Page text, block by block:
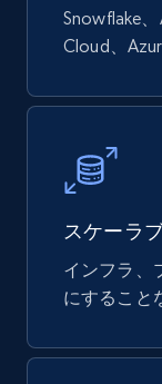
Wayfair
Initial price,
eCommerce
822+
Snowflake
Cloud、
スケーラ
インフラ、
にすること